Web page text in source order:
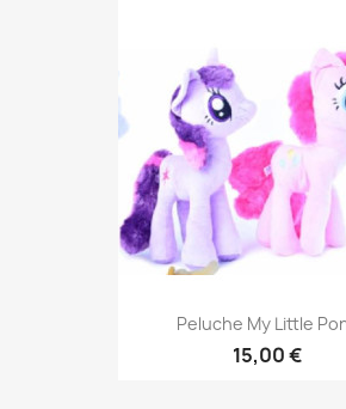
Peluche My Little
15,00 €